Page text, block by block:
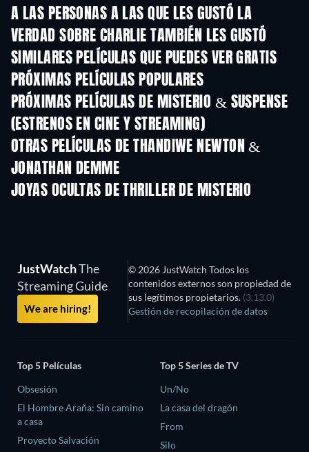
A LAS PERSONAS A LAS QUE LES GUSTÓ LA
VERDAD SOBRE CHARLIE TAMBIÉN LES GUSTÓ
SIMILARES PELÍCULAS QUE PUEDES VER GRATIS
PRÓXIMAS PELÍCULAS POPULARES
PRÓXIMAS PELÍCULAS DE MISTERIO & SUSPENSE
(ESTRENOS EN CINE Y STREAMING)
OTRAS PELÍCULAS DE THANDIWE NEWTON &
JONATHAN DEMME
JOYAS OCULTAS DE THRILLER DE MISTERIO
JustWatchThe
Streaming Guide
We are hiring!
© 2026 JustWatch Todos los
contenidos externos son propiedad de
sus legítimos propietarios. (3.13.0)
Gestión de recopilación de datos
Top 5 Películas
Obsesión
El Hombre Araña: Sin camino
a casa
Proyecto Salvación
Top 5 Series de TV
Un/No
La casa del dragón
From
Silo